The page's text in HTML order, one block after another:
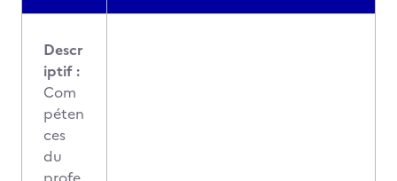
Descr
iptif :
Com
péten
ces
du